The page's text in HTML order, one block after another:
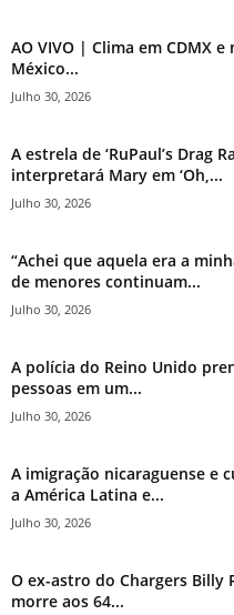
AO VIVO | Clima em CDMX
México...
Julho 30, 2026
A estrela de ‘RuPaul’s Drag
interpretará Mary em ‘Oh,...
Julho 30, 2026
“Achei que aquela era a
de menores continuam...
Julho 30, 2026
A polícia do Reino Unido
pessoas em um...
Julho 30, 2026
A imigração nicaraguense e
a América Latina e...
Julho 30, 2026
O ex-astro do Chargers Billy
morre aos 64...